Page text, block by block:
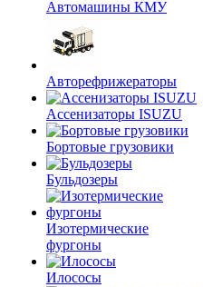
Автомашины КМУ
Авторефрижераторы
Ассенизаторы ISUZU
Бортовые грузовики
Бульдозеры
Изотермические
фургоны
Илососы